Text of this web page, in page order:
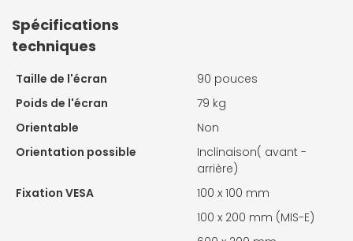
Spécifications
techniques
Taille de l'écran
90 pouces
Poids de l'écran
79 kg
Orientable
Non
Orientation possible
Inclinaison( avant -
arrière)
Fixation VESA
100 x 100 mm
100 x 200 mm (MIS-E)